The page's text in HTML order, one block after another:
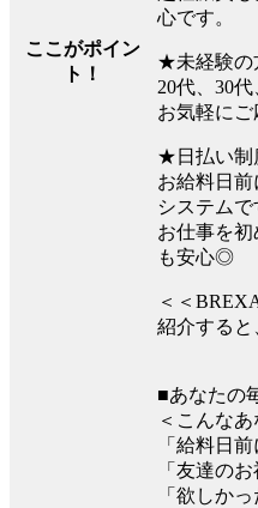
ここがポイン
ト！
心です。
★未経験の
20代、30
お気軽にご
★日払い制
お給料日
システムで
お仕事を
も安心◎
＜＜
紹介すると
■あなたの
＜こんな
「給料日
「友達の
「欲しか